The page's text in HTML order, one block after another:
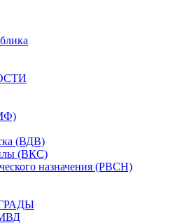
(ВДВ)
(ВКС)
назначения (РВСН)